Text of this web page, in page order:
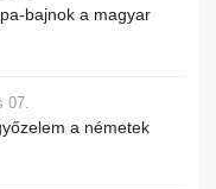
bajnok a magyar
07.
a németek